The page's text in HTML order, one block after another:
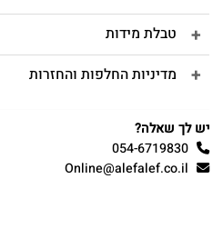
טבלת מידות
מדיניות החלפות והחזרות
יש לך שאלה?
054-6719830
Online@alefalef.co.il